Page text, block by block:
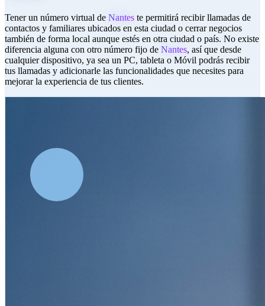
Tener un número virtual de Nantes te permitirá recibir llamadas de
contactos y familiares ubicados en esta ciudad o cerrar negocios
también de forma local aunque estés en otra ciudad o país. No existe
diferencia alguna con otro número fijo de Nantes, así que desde
cualquier dispositivo, ya sea un PC, tableta o Móvil podrás recibir
tus llamadas y adicionarle las funcionalidades que necesites para
mejorar la experiencia de tus clientes.